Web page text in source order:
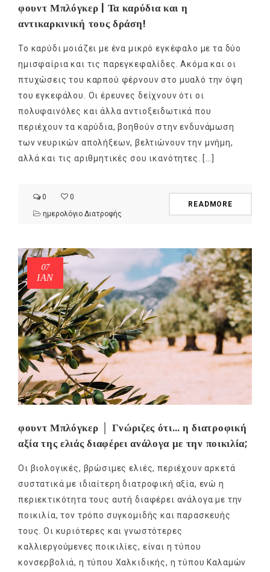
φουντ Μπλόγκερ | Τα καρύδια και η
αντικαρκινική τους δράση!
Το καρύδι μοιάζει με ένα μικρό εγκέφαλο με τα δύο
ημισφαίρια και τις παρεγκεφαλίδες. Ακόμα και οι
πτυχώσεις του καρπού φέρνουν στο μυαλό την όψη
του εγκεφάλου. Οι έρευνες δείχνουν ότι οι
πολυφαινόλες και άλλα αντιοξειδωτικά που
περιέχουν τα καρύδια, βοηθούν στην ενδυνάμωση
των νευρικών απολήξεων, βελτιώνουν την μνήμη,
αλλά και τις αριθμητικές σου ικανότητες. […]
0
0
ημερολόγιο Διατροφής
READMORE
07
ΙΑΝ
φουντ Μπλόγκερ │ Γνώριζες ότι… η διατροφική
αξία της ελιάς διαφέρει ανάλογα με την ποικιλία;
Οι βιολογικές, βρώσιμες ελιές, περιέχουν αρκετά
συστατικά με ιδιαίτερη διατροφική αξία, ενώ η
περιεκτικότητα τους αυτή διαφέρει ανάλογα με την
ποικιλία, τον τρόπο συγκομιδής και παρασκευής
τους. Οι κυριότερες και γνωστότερες
καλλιεργούμενες ποικιλίες, είναι η τύπου
κονσερβολιά, η τύπου Χαλκιδικής, η τύπου Καλαμών